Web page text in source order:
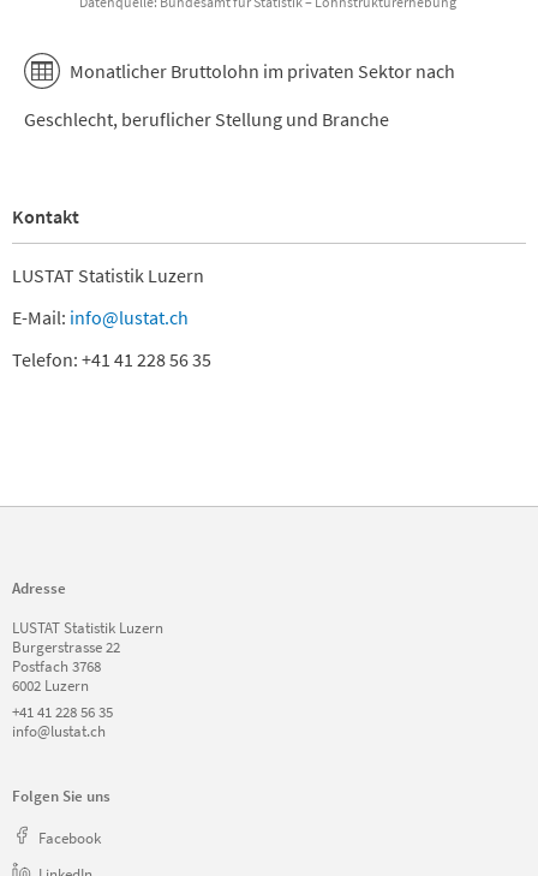
Monatlicher Bruttolohn im privaten Sektor nach
Geschlecht, beruflicher Stellung und Branche
Kontakt
LUSTAT Statistik Luzern
E-Mail: info@lustat.ch
Telefon: +41 41 228 56 35
Adresse
LUSTAT Statistik Luzern
Burgerstrasse 22
Postfach 3768
6002 Luzern
+41 41 228 56 35
info@lustat.ch
Folgen Sie uns
Facebook